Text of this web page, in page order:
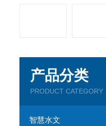
产品分类
PRODUCT CATEGORY
智慧水文